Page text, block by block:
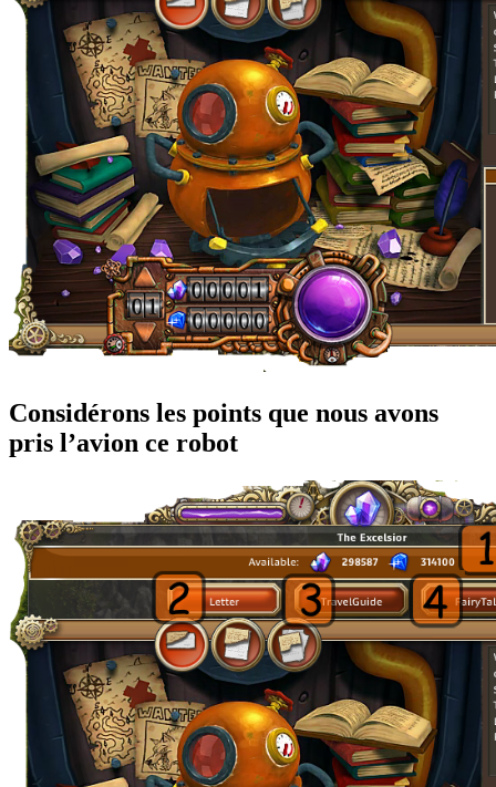
Considérons les points que nous avons
pris l’avion ce robot